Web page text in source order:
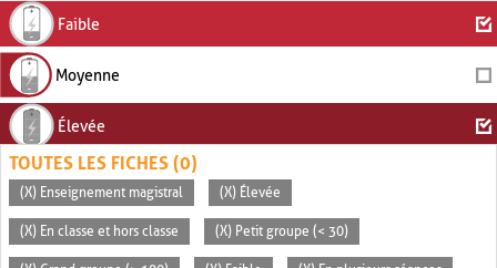
Faible
Moyenne
Élevée
TOUTES LES FICHES (0)
(X) Enseignement magistral (X) Élevée
(X) En classe et hors classe (X) Petit groupe (< 30)